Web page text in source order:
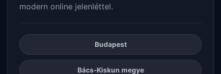
modern online jelenléttel.
Budapest
Bács-Kiskun megye